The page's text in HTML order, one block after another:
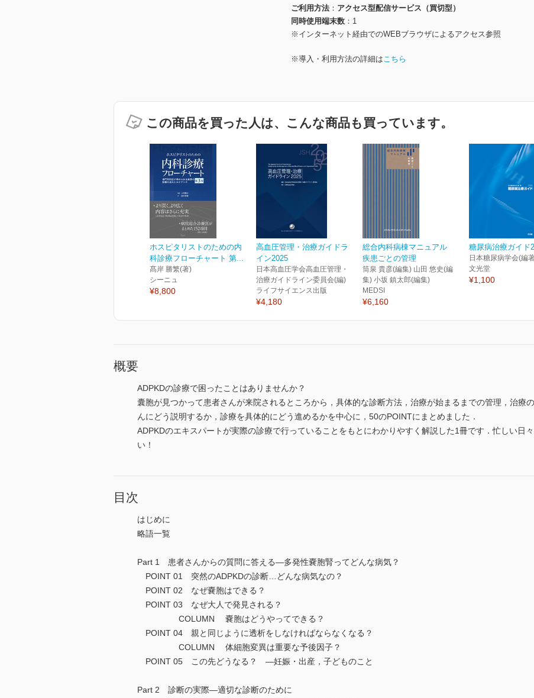
ご利用方法
アクセス型配信サービス（買切型）
同時使用端末数
1
※インターネット経由でのWEBブラウザによるアクセス参照
※導入・利用方法の詳細はこちら
この商品を買った人は、こんな商品も買っています。
ホスピタリストのための内
科診療フローチャート 第...
髙岸 勝繁(著)
シーニュ
¥8,800
高血圧管理・治療ガイドラ
イン2025
日本高血圧学会高血圧管理・
治療ガイドライン委員会(編)
ライフサイエンス出版
¥4,180
総合内科病棟マニュアル
疾患ごとの管理
筒泉 貴彦(編集) 山田 悠史(編
集) 小坂 鎮太郎(編集)
MEDSI
¥6,160
糖尿病治療ガイド
日本糖尿病学会(編
文光堂
¥1,100
概要
ADPKDの診療で困ったことはありませんか？
囊胞が見つかって患者さんが来院されるところから，具体的な診断方法，治療が始まるまでの管理，治療
んにどう説明するか，診療を具体的にどう進めるかを中心に，50のPOINTにまとめました．
ADPKDのエキスパートが実際の診療で行っていることをもとにわかりやすく解説した1冊です．忙しい日
い！
目次
はじめに
略語一覧
Part 1 患者さんからの質問に答える―多発性嚢胞腎ってどんな病気？
POINT 01 突然のADPKDの診断…どんな病気なの？
POINT 02 なぜ嚢胞はできる？
POINT 03 なぜ大人で発見される？
COLUMN 嚢胞はどうやってできる？
POINT 04 親と同じように透析をしなければならなくなる？
COLUMN 体細胞変異は重要な予後因子？
POINT 05 この先どうなる？ ―妊娠・出産，子どものこと
Part 2 診断の実際―適切な診断のために